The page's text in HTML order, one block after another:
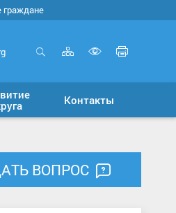
граждане
Карта
сайта
версию
для
Контакты
ВОПРОС